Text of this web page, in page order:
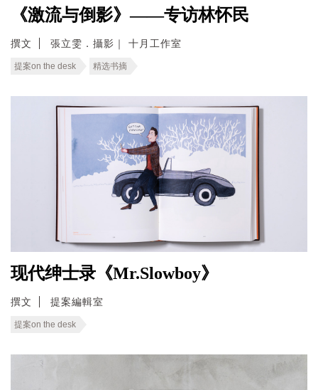
《激流与倒影》——专访林怀民
撰文 張立雯．攝影｜ 十月工作室
提案on the desk 精选书摘
现代绅士录《Mr.Slowboy》
撰文 提案編輯室
提案on the desk